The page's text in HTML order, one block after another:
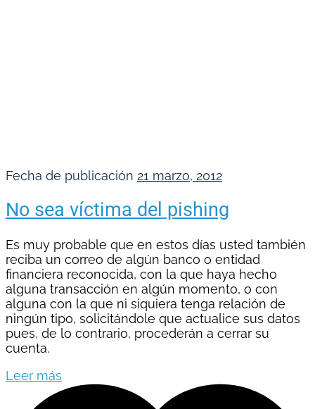
Fecha de publicación 21 marzo, 2012
No sea víctima del pishing
Es muy probable que en estos días usted también
reciba un correo de algún banco o entidad
financiera reconocida, con la que haya hecho
alguna transacción en algún momento, o con
alguna con la que ni siquiera tenga relación de
ningún tipo, solicitándole que actualice sus datos
pues, de lo contrario, procederán a cerrar su
cuenta.
Leer más